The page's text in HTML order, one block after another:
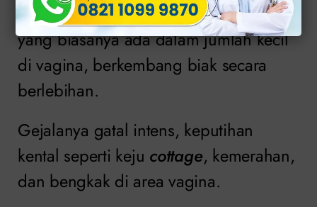
Untuk infeksi ini terjadi ketika jamur,
yang biasanya ada dalam jumlah kecil
di vagina, berkembang biak secara
berlebihan.
Gejalanya gatal intens, keputihan
kental seperti keju cottage, kemerahan,
dan bengkak di area vagina.